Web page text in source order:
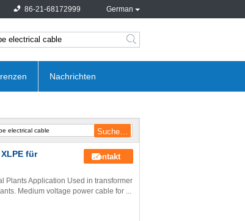
German
86-21-68172999
search
Nachrichten
für
Kontakt
Plants Application Used in transformer
Medium voltage power cable for ...